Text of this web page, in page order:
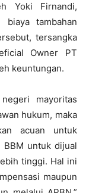
Yoki Firnandi,
biaya tambahan
tersangka
Owner PT
keuntungan.
mayoritas
hukum, maka
acuan untuk
BBM untuk dijual
tinggi. Hal ini
maupun